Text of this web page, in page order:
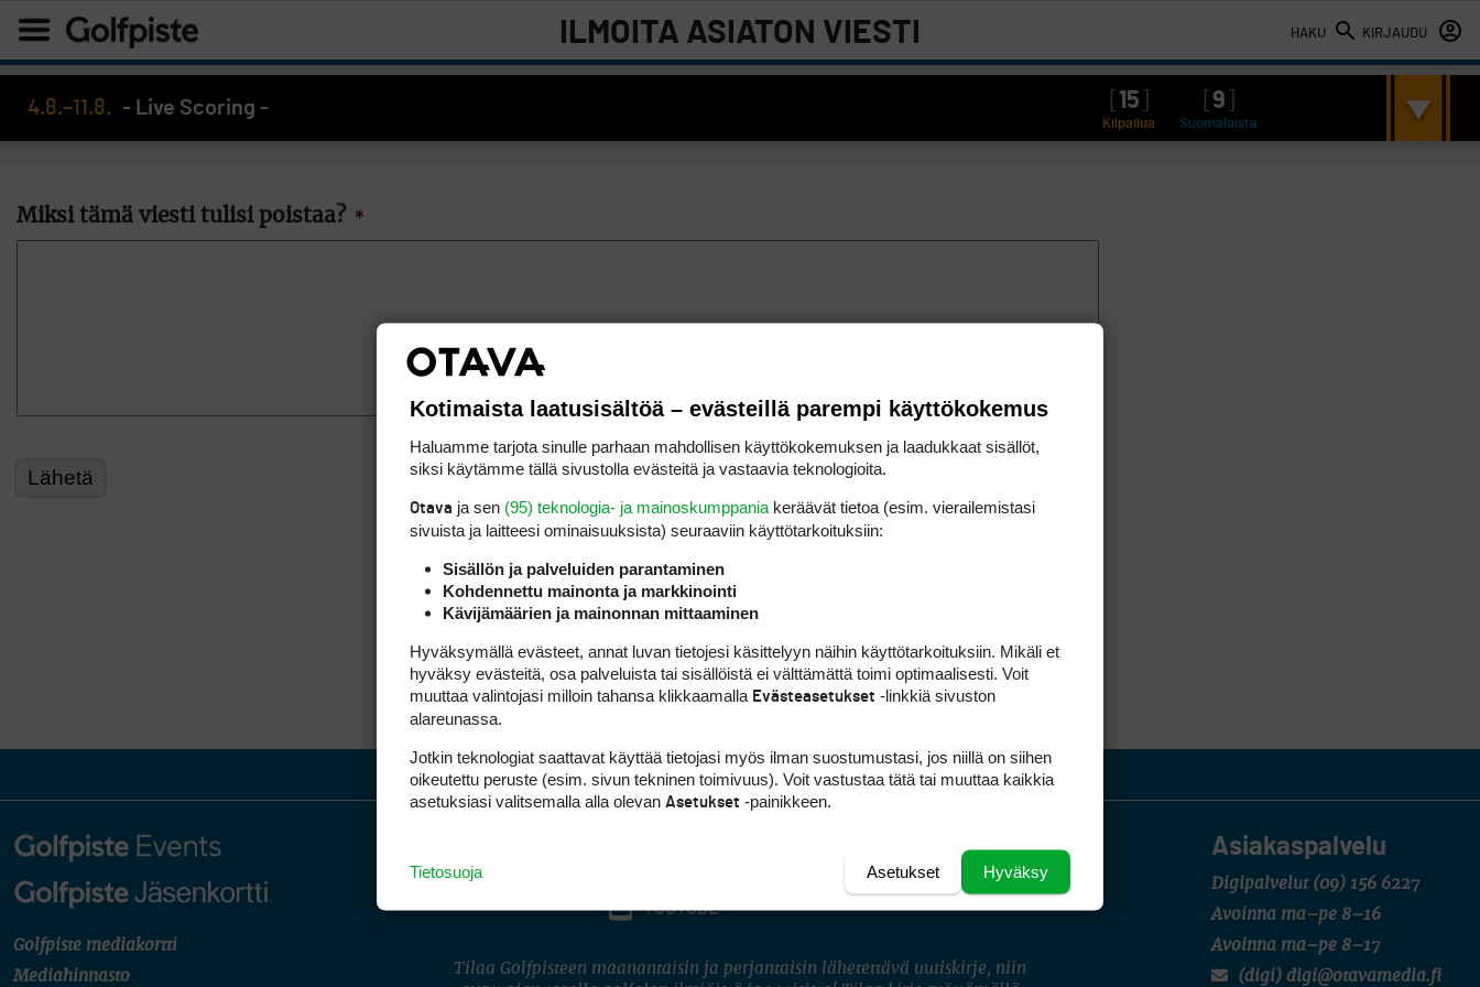
Kotimaista laatusisältöä – evästeillä parempi käyttökokemus
Haluamme tarjota sinulle parhaan mahdollisen käyttökokemuksen ja laadukkaat sisällöt,
siksi käytämme tällä sivustolla evästeitä ja vastaavia teknologioita.
Otava ja sen (95) teknologia- ja mainoskumppania keräävät tietoa (esim. vierailemis­tasi
sivuista ja laitteesi ominaisuuk­sista) seuraaviin käyttötarkoituksiin:
Sisällön ja palveluiden parantaminen
Kohdennettu mainonta ja markkinointi
Kävijämäärien ja mainonnan mittaaminen
Hyväksymällä evästeet, annat luvan tietojesi käsittelyyn näihin käyttötarkoituksiin. Mikäli et
hyväksy evästeitä, osa palveluista tai sisällöistä ei välttämättä toimi optimaalisesti. Voit
muuttaa valintojasi milloin tahansa klikkaamalla Evästeasetukset -linkkiä sivuston
alareunassa.
Jotkin teknologiat saattavat käyttää tietojasi myös ilman suostumustasi, jos niillä on siihen
oikeutettu peruste (esim. sivun tekninen toimivuus). Voit vastustaa tätä tai muuttaa kaikkia
asetuksiasi valitsemalla alla olevan Asetukset -painikkeen.
Hyväksy
Asetukset
Tietosuoja
HAKU KIRJAUDU
ILMOITA ASIATON VIESTI
4.8.–11.8. - Live Scoring - 15 9
Kilpailua Suomalaista
Miksi tämä viesti tulisi poistaa? *
Golfpiste mediakortti
Mediahinnasto
Asiakaspalvelu
Digipalvelut (09) 156 6227
Avoinna ma–pe 8–16
Avoinna ma–pe 8–17
(digi) digi@otavamedia.fi
INSTAGRAM
YOUTUBE
Tilaa Golfpisteen maanantaisin ja perjantaisin lähetettävä uutiskirje, niin